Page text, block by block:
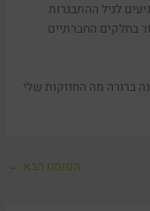
לגיל ההתבגרות
בחלקים החברתיים
ברורה מה החוזקות שלי
הפוסט הבא ←